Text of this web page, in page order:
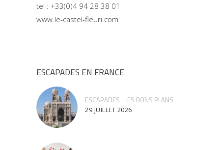
tel : +33(0)4 94 28 38 01
www.le-castel-fleuri.com
ESCAPADES EN FRANCE
ESCAPADES : LES BONS PLANS
29 JUILLET 2026